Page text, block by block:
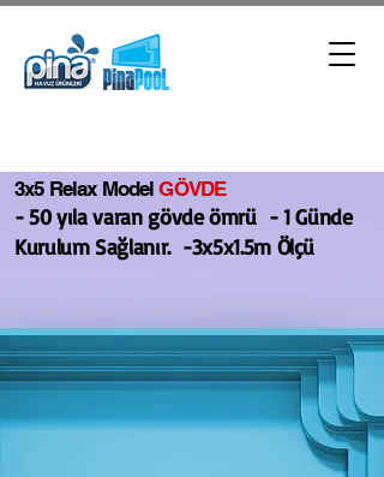
3x5 Relax ModelGÖVDE
- 50 yıla varan gövde ömrü - 1 Günde
Kurulum Sağlanır. -3x5x1.5m Ölçü